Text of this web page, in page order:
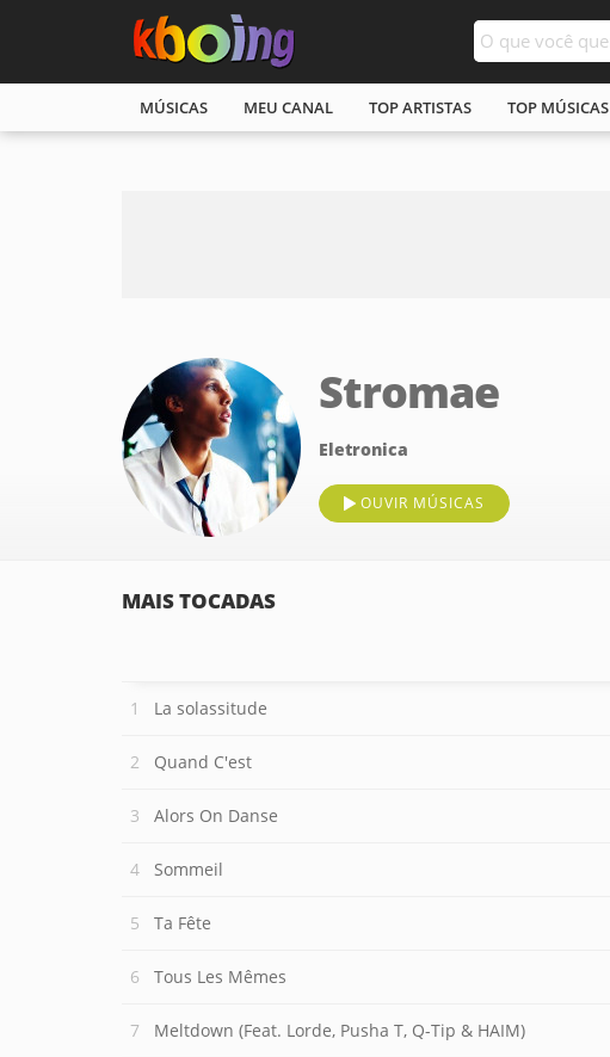
MÚSICAS MEU CANAL TOP ARTISTAS TOP MÚSICAS
Stromae
Eletronica
OUVIR MÚSICAS
MAIS TOCADAS
La solassitude
Quand C'est
Alors On Danse
Sommeil
Ta Fête
Tous Les Mêmes
Meltdown (Feat. Lorde, Pusha T, Q-Tip & HAIM)